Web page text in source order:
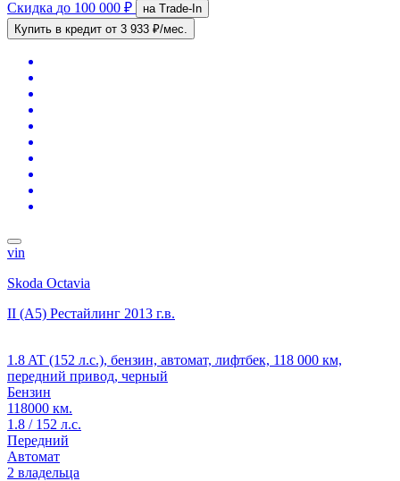
Скидка до 100 000 ₽
на Trade-In
Купить в кредит от 3 933 ₽/мес.
vin
Skoda Octavia
II (A5) Рестайлинг 2013 г.в.
1.8 AT (152 л.с.), бензин, автомат, лифтбек, 118 000 км,
передний привод, черный
Бензин
118000 км.
1.8 / 152 л.с.
Передний
Автомат
2 владельца